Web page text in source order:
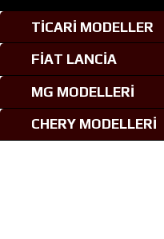
TİCARİ MODELLER
FİAT LANCİA
MG MODELLERİ
CHERY MODELLERİ